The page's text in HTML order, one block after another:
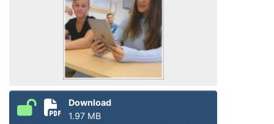
Download
1.97 MB